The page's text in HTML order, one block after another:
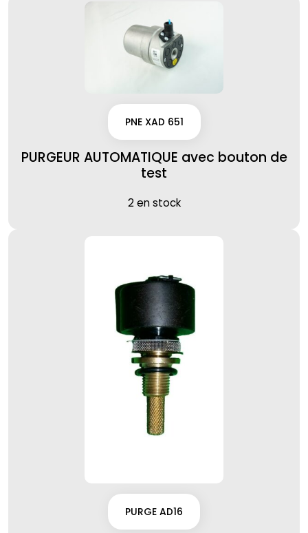
PNE XAD 651
PURGEUR AUTOMATIQUE avec bouton de
test
2 en stock
PURGE AD16